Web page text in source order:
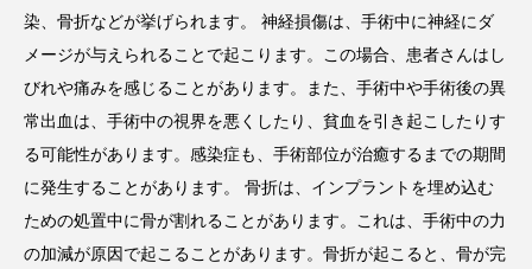
染、骨折などが挙げられます。 神経損傷は、手術中に神経にダ
メージが与えられることで起こります。この場合、患者さんはし
びれや痛みを感じることがあります。また、手術中や手術後の異
常出血は、手術中の視界を悪くしたり、貧血を引き起こしたりす
る可能性があります。感染症も、手術部位が治癒するまでの期間
に発生することがあります。 骨折は、インプラントを埋め込む
ための処置中に骨が割れることがあります。これは、手術中の力
の加減が原因で起こることがあります。骨折が起こると、骨が完